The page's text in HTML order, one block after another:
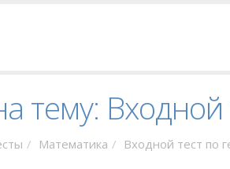
тему:
Математика Входной тест по